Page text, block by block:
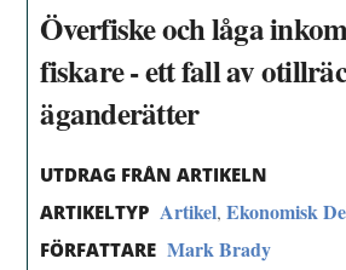
Överfiske och låga
fiskare - ett fall av
äganderätter
UTDRAG FRÅN ARTIKELN
ARTIKELTYP Artikel,Ekonomisk
FÖRFATTARE Mark Brady